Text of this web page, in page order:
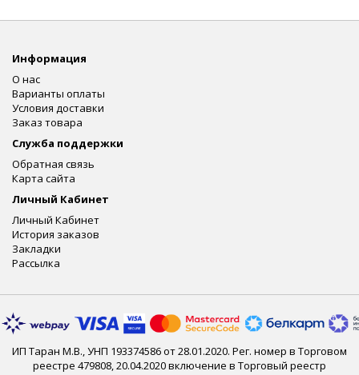
Информация
О нас
Варианты оплаты
Условия доставки
Заказ товара
Служба поддержки
Обратная связь
Карта сайта
Личный Кабинет
Личный Кабинет
История заказов
Закладки
Рассылка
ИП Таран М.В., УНП 193374586 от 28.01.2020. Рег. номер в Торговом
реестре 479808, 20.04.2020 включение в Торговый реестр